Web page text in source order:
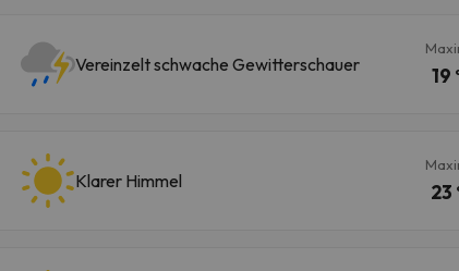
Vereinzelt schwache Gewitterschauer
19
Klarer Himmel
23